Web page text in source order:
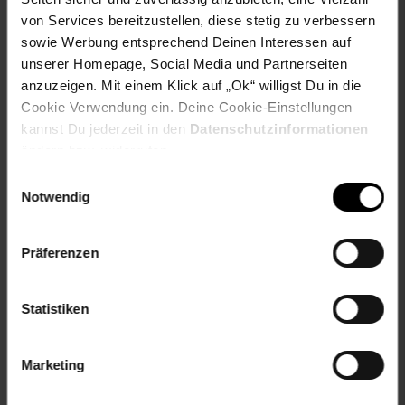
von Services bereitzustellen, diese stetig zu verbessern
sowie Werbung entsprechend Deinen Interessen auf
unserer Homepage, Social Media und Partnerseiten
anzuzeigen. Mit einem Klick auf „Ok“ willigst Du in die
Cookie Verwendung ein. Deine Cookie-Einstellungen
kannst Du jederzeit in den Datenschutzinformationen
Notwendig
Präferenzen
Statistiken
Marketing
Bewertungen
Versandinformationen
Herstellerinformationen
Fußzeile
Weitere Online-Angebote
Netto Reisen Weinwelt